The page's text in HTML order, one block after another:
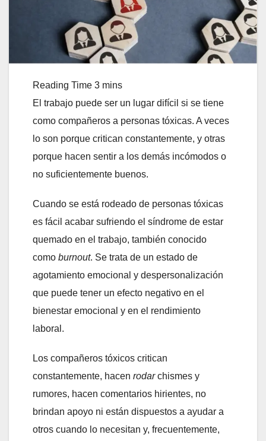
El trabajo puede ser un lugar difícil si se tiene
como compañeros a personas tóxicas. A veces
lo son porque critican constantemente, y otras
porque hacen sentir a los demás incómodos o
no suficientemente buenos.
Cuando se está rodeado de personas tóxicas
es fácil acabar sufriendo el síndrome de estar
quemado en el trabajo, también conocido
como burnout. Se trata de un estado de
agotamiento emocional y despersonalización
que puede tener un efecto negativo en el
bienestar emocional y en el rendimiento
laboral.
Los compañeros tóxicos critican
constantemente, hacen rodarchismes y
rumores, hacen comentarios hirientes, no
brindan apoyo ni están dispuestos a ayudar a
otros cuando lo necesitan y, frecuentemente,